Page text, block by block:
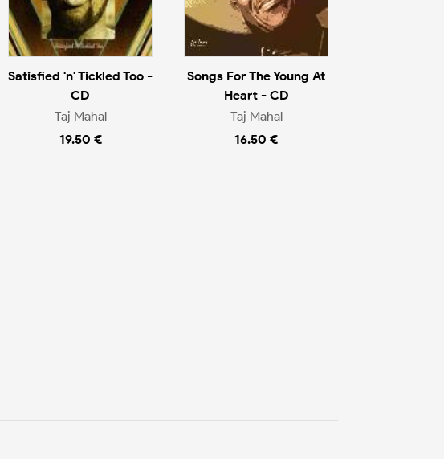
Satisfied 'n' Tickled Too -
CD
Taj Mahal
19.50 €
Songs For The Young At
Heart - CD
Taj Mahal
16.50 €